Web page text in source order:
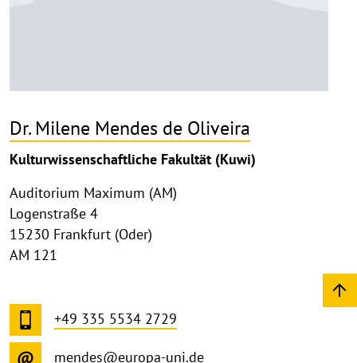
Dr. Milene Mendes de Oliveira
Kulturwissenschaftliche Fakultät (Kuwi)
Auditorium Maximum (AM)
Logenstraße 4
15230 Frankfurt (Oder)
AM 121
+49 335 5534 2729
mendes@europa-uni.de